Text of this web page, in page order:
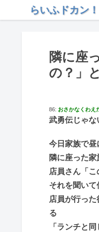
らいふドカン！
隣に座
の？」
86: おさかなくわえ
武勇伝じゃな
今日家族で昼
隣に座った
店員さん「
それを聞い
店員が行っ
る
「ランチと